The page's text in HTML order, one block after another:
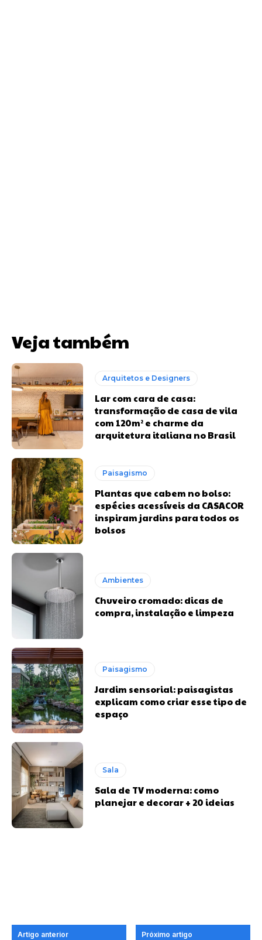
Veja também
Arquitetos e Designers
Lar com cara de casa:
transformação de casa de vila
com 120m² e charme da
arquitetura italiana no Brasil
Paisagismo
Plantas que cabem no bolso:
espécies acessíveis da CASACOR
inspiram jardins para todos os
bolsos
Ambientes
Chuveiro cromado: dicas de
compra, instalação e limpeza
Paisagismo
Jardim sensorial: paisagistas
explicam como criar esse tipo de
espaço
Sala
Sala de TV moderna: como
planejar e decorar + 20 ideias
Artigo anterior Próximo artigo